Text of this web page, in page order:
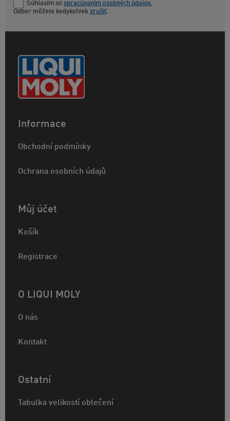
Súhlasím so spracúvaním osobných údajov.
Odber môžete kedykoľvek zrušiť.
Informace
Obchodní podmínky
Ochrana osobních údajů
Můj účet
Košík
Registrace
O LIQUI MOLY
O nás
Kontakt
Ostatní
Tabulka velikostí oblečení